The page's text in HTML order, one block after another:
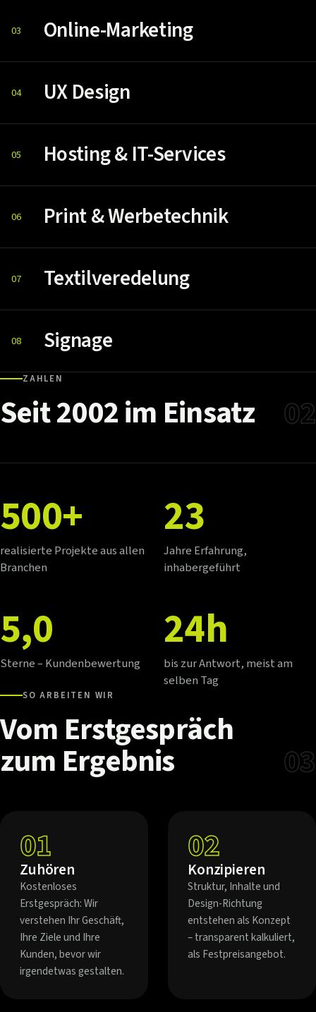
03 Online-Marketing
04 UX Design
05 Hosting & IT-Services
06 Print & Werbetechnik
07 Textilveredelung
08 Signage
ZAHLEN
Seit2002im Einsatz 02
500+
realisierte Projekte aus allen
Branchen
23
Jahre Erfahrung,
inhabergeführt
5,0
Sterne – Kundenbewertung
24h
bis zur Antwort, meist am
selben Tag
SO ARBEITEN WIR
Vom Erstgespräch
zum Ergebnis
03
01
Zuhören
Kostenloses
Erstgespräch: Wir
verstehen Ihr Geschäft,
Ihre Ziele und Ihre
Kunden, bevor wir
irgendetwas gestalten.
02
Konzipieren
Struktur, Inhalte und
Design-Richtung
entstehen als Konzept
– transparent kalkuliert,
als Festpreisangebot.